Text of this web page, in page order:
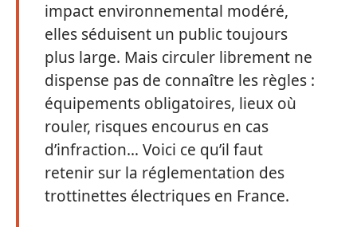
impact environnemental modéré,
elles séduisent un public toujours
plus large. Mais circuler librement ne
dispense pas de connaître les règles :
équipements obligatoires, lieux où
rouler, risques encourus en cas
d’infraction… Voici ce qu’il faut
retenir sur la réglementation des
trottinettes électriques en France.